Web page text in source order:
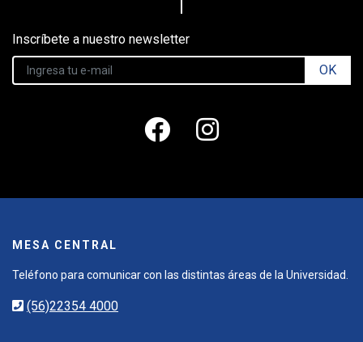
Inscríbete a nuestro newsletter
OK
MESA CENTRAL
Teléfono para comunicar con las distintas áreas de la Universidad.
(56)22354 4000